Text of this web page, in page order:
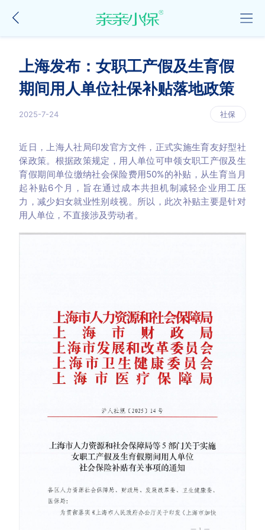
上海发布：女职工产假及生育假
期间用人单位社保补贴落地政策
2025-7-24 社保
近日，上海人社局印发官方文件，正式实施生育友好型社
保政策。根据政策规定，用人单位可申领女职工产假及生
育假期间单位缴纳社会保险费用50%的补贴，从生育当月
起补贴6个月，旨在通过成本共担机制减轻企业用工压
力，减少妇女就业性别歧视。所以，此次补贴主要是针对
用人单位，不直接涉及劳动者。